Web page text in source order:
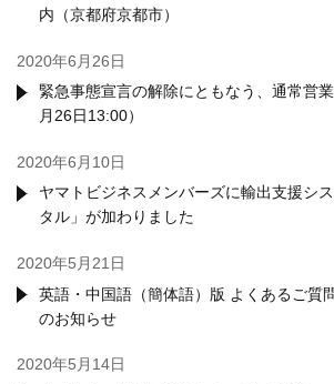
内（京都府京都市）
2020年6月26日
緊急事態宣言の解除にともなう、通常営
月26日13:00）
2020年6月10日
ヤマトビジネスメンバーズに輸出支援シ
タル」が加わりました
2020年5月21日
英語・中国語（簡体語）版 よくあるご質
のお知らせ
2020年5月14日